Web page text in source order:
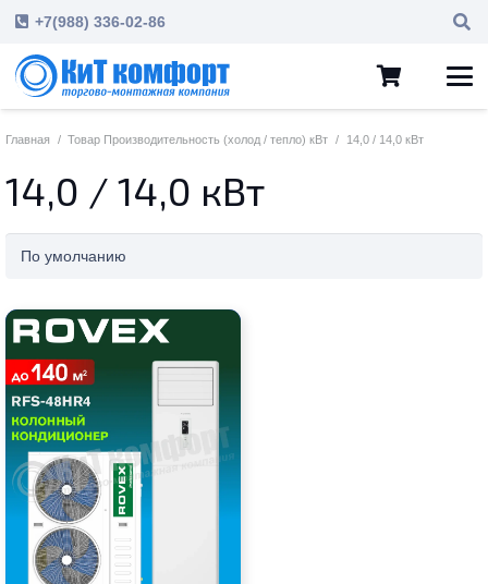
+7(988) 336-02-86
Главная / Товар Производительность (холод / тепло) кВт / 14,0 / 14,0 кВт
14,0 / 14,0 кВт